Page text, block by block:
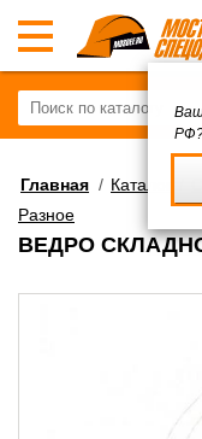
Главная / Каталог
Разное
ВЕДРО